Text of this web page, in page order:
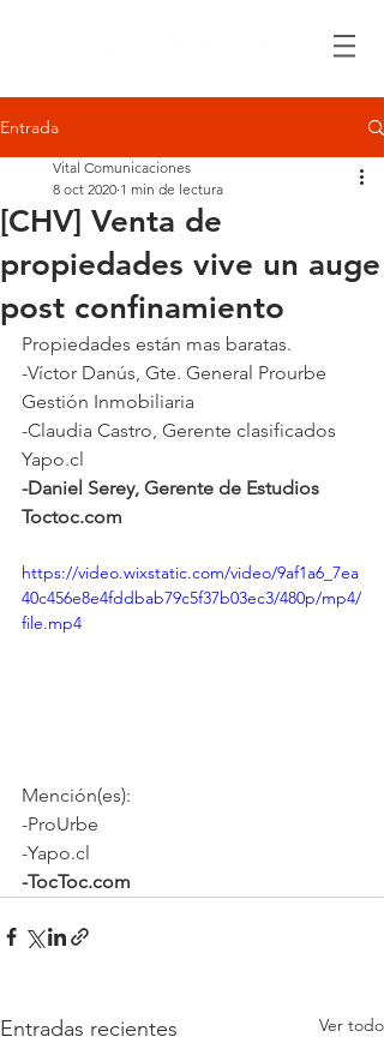
Entrada
[CHV] Venta de
propiedades vive un auge
post confinamiento
Vital Comunicaciones
8 oct 2020 1 min de lectura
Propiedades están mas baratas.
-Víctor Danús, Gte. General Prourbe
Gestión Inmobiliaria
-Claudia Castro, Gerente clasificados
Yapo.cl
-Daniel Serey, Gerente de Estudios
Toctoc.com
https://video.wixstatic.com/video/9af1a6_7ea
40c456e8e4fddbab79c5f37b03ec3/480p/mp4/
file.mp4
Mención(es):
-ProUrbe
-Yapo.cl
-TocToc.com
Entradas recientes Ver todo